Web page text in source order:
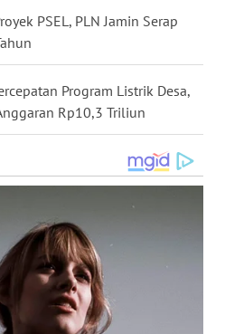
PSEL, PLN Jamin Serap
Program Listrik Desa,
Rp10,3 Triliun